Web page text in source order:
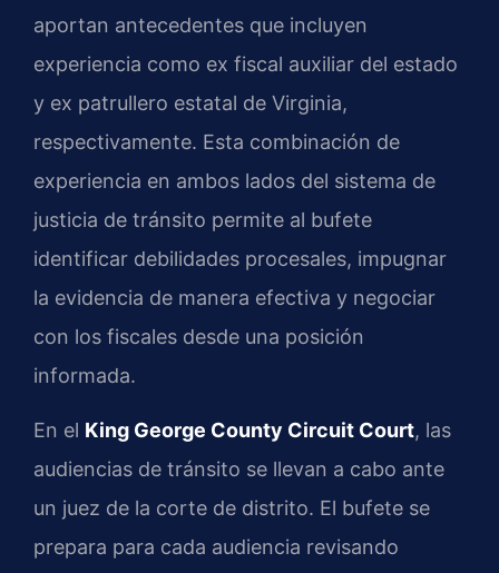
aportan antecedentes que incluyen
experiencia como ex fiscal auxiliar del estado
y ex patrullero estatal de Virginia,
respectivamente. Esta combinación de
experiencia en ambos lados del sistema de
justicia de tránsito permite al bufete
identificar debilidades procesales, impugnar
la evidencia de manera efectiva y negociar
con los fiscales desde una posición
informada.
En el King George County Circuit Court, las
audiencias de tránsito se llevan a cabo ante
un juez de la corte de distrito. El bufete se
prepara para cada audiencia revisando